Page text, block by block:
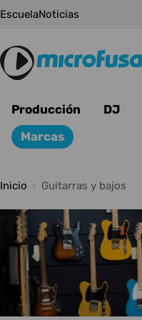
Saltar
EscuelaNoticias
Producción DJ
Marcas
Inicio Guitarras y bajos